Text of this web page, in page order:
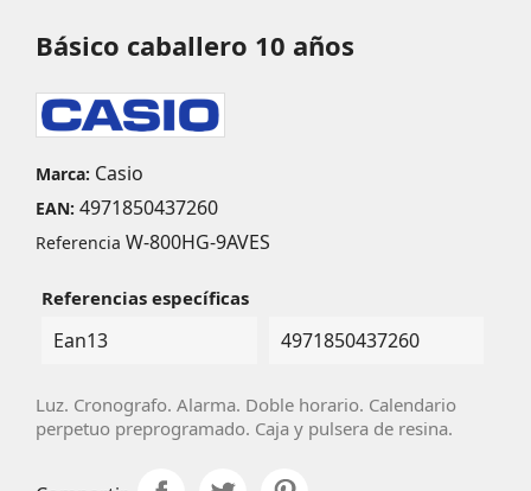
Básico caballero 10 años
Marca: Casio
EAN: 4971850437260
Referencia W-800HG-9AVES
Referencias específicas
Ean13 4971850437260
Luz. Cronografo. Alarma. Doble horario. Calendario
perpetuo preprogramado. Caja y pulsera de resina.